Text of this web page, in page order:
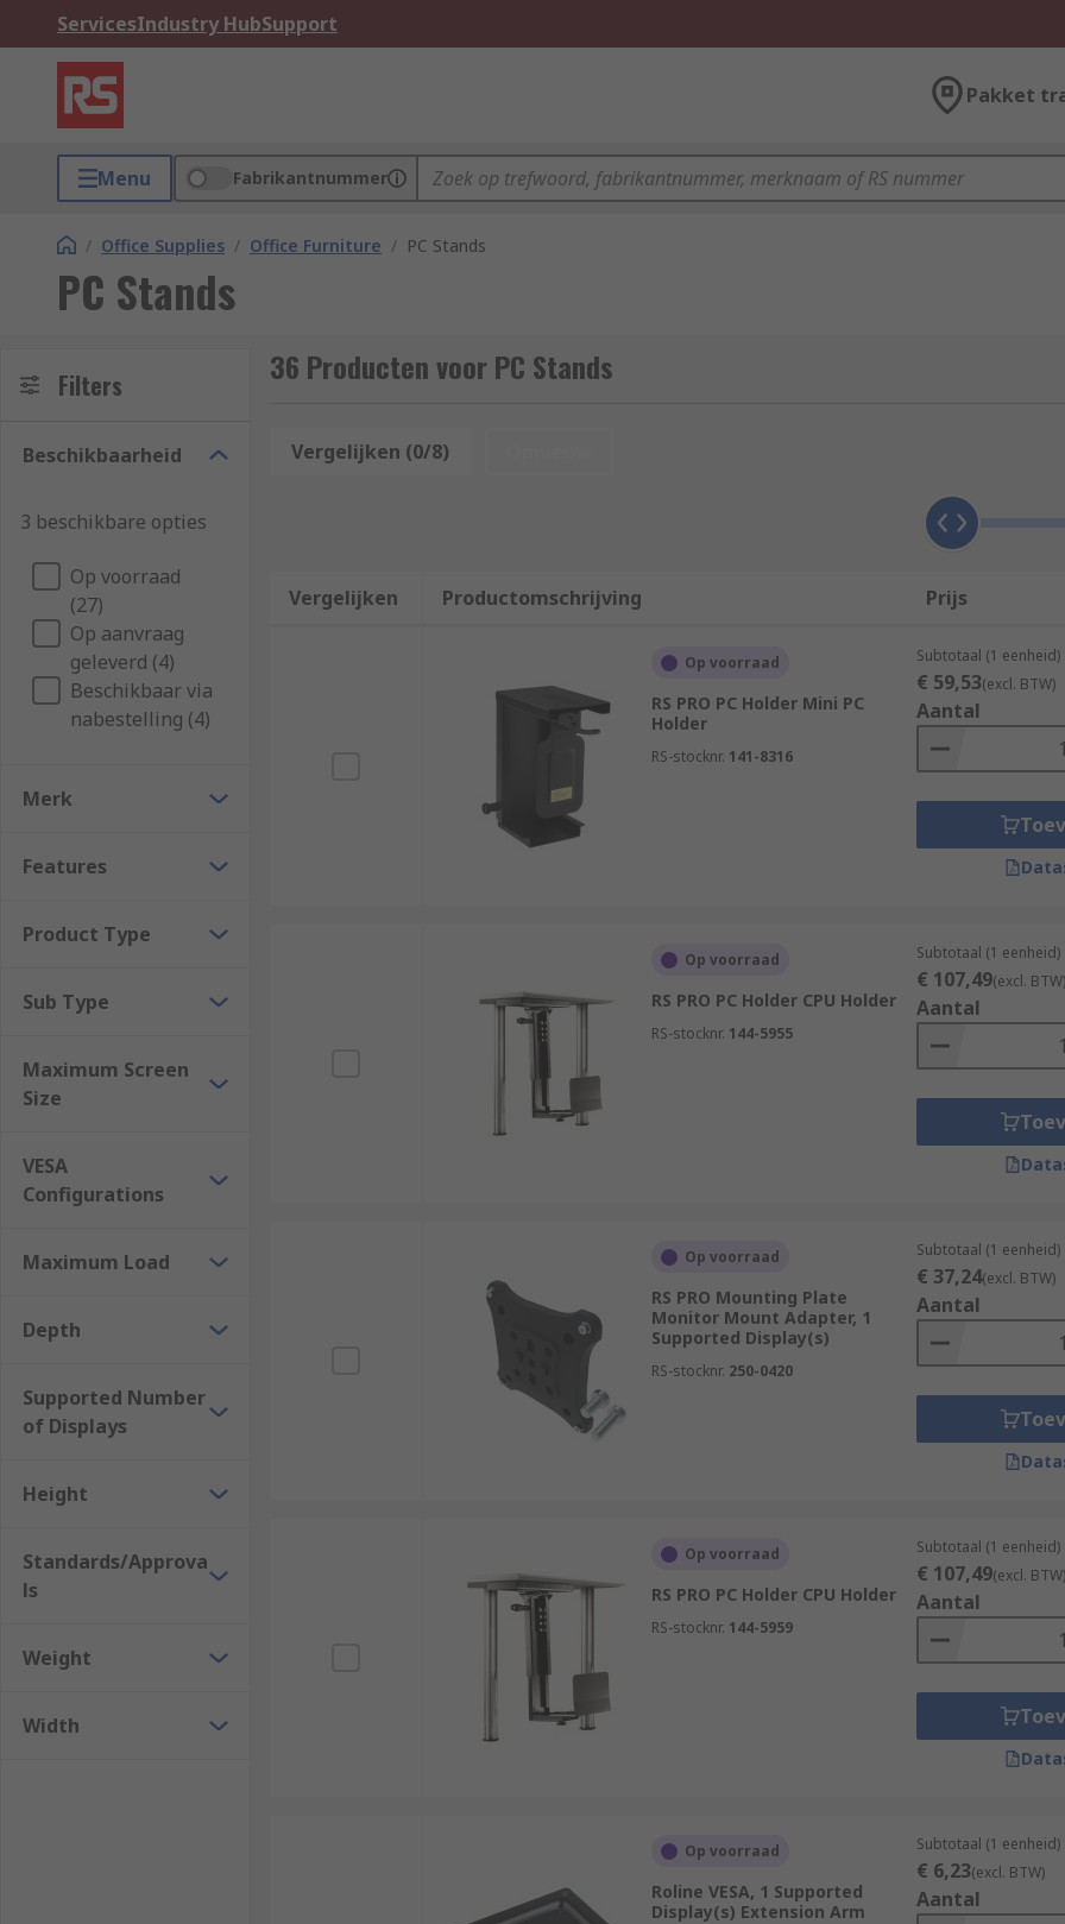
ServicesIndustry HubSupport
Pakket
Menu Fabrikantnummer
/ Office Supplies / Office Furniture / PC Stands
PC Stands
Filters
Beschikbaarheid
3 beschikbare opties
Op voorraad
(27)
Op aanvraag
geleverd (4)
Beschikbaar via
nabestelling (4)
Merk
Features
Product Type
Sub Type
Maximum Screen
Size
VESA
Configurations
Maximum Load
Depth
Supported Number
of Displays
Height
Standards/Approva
ls
Weight
Width
36 Producten voor PC Stands
Vergelijken (0/8)
Vergelijken Productomschrijving Prijs
Op voorraad
RS PRO PC Holder Mini PC
Holder
RS-stocknr. 141-8316
Subtotaal (1 eenheid)
€ 59,53(excl. BTW)
Aantal
Op voorraad
RS PRO PC Holder CPU Holder
RS-stocknr. 144-5955
Subtotaal (1 eenheid)
€ 107,49(excl. BTW)
Aantal
Op voorraad
RS PRO Mounting Plate
Monitor Mount Adapter, 1
Supported Display(s)
RS-stocknr. 250-0420
Subtotaal (1 eenheid)
€ 37,24(excl. BTW)
Aantal
Op voorraad
RS PRO PC Holder CPU Holder
RS-stocknr. 144-5959
Subtotaal (1 eenheid)
€ 107,49(excl. BTW)
Aantal
Op voorraad
Roline VESA, 1 Supported
Display(s) Extension Arm
Subtotaal (1 eenheid)
€ 6,23(excl. BTW)
Aantal